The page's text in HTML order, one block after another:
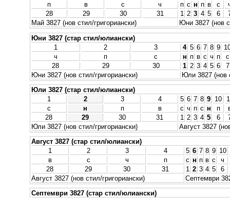
п
в с ч п с н п в с
28
29 30 31 1 2 3 4 5 6
Май 3827 (нов стил/григориански)
Юни 3827 (нов
Юни 3827 (стар стил/юлиански)
1
2 3 4 5 6 7 8 9
ч
п с н п в с ч п
с
28
29 30 1 2 3 4 5 6
7
Юни 3827 (нов стил/григориански)
Юли 3827 (нов
Юли 3827 (стар стил/юлиански)
1
2 3 4 5 6 7 8 9 10
с
н п в с ч п с н п
28
29 30 31 1 2 3 4 5 6
Юли 3827 (нов стил/григориански)
Август 3827
Август 3827 (стар стил/юлиански)
1
2 3 4 5 6 7 8 9 10
в
с ч п с н п в с
ч
28
29 30 31 1 2 3 4 5
6
Август 3827 (нов стил/григориански)
Септември
Септември 3827 (стар стил/юлиански)